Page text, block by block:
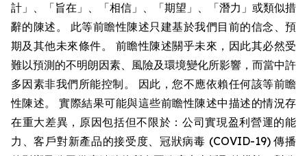
計」、「旨在」、「相信」、「期望」、「潛力」或類似措
辭的陳述。 此等前瞻性陳述只建基於我們目前的信念、預
期及其他未來條件。 前瞻性陳述關乎未來，因此其必然受
難以預測的不明朗因素、風險及環境變化所影響，而當中許
多因素非我們所能控制。 因此，您不應依賴任何該等前瞻
性陳述。 實際結果可能與這些前瞻性陳述中描述的情況存
在重大差異，原因包括但不限於：公司實現盈利營運的能
力、客戶對新產品的接受度、冠狀病毒 (COVID-19) 傳播